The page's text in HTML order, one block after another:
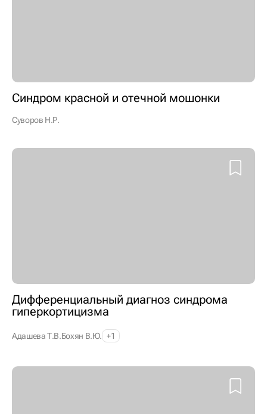
Cиндром красной и отечной мошонки
Суворов Н.Р.
Дифференциальный диагноз синдрома
гиперкортицизма
Адашева Т.В.Бохян В.Ю. +1